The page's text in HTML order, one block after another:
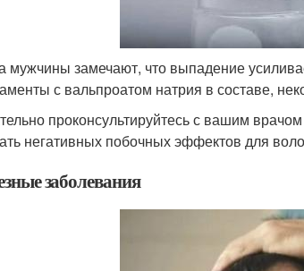
мужчины замечают, что выпадение
с вальпроатом натрия в составе,
проконсультируйтесь с вашим
негативных побочных эффектов для
заболевания